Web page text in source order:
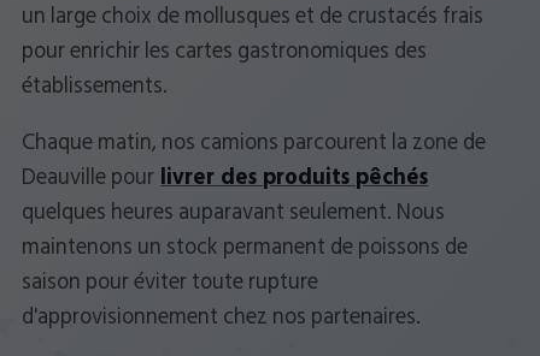
un large choix de mollusques et de crustacés frais
pour enrichir les cartes gastronomiques des
établissements.
Chaque matin, nos camions parcourent la zone de
Deauville pourlivrer des produits pêchés
quelques heures auparavant seulement. Nous
maintenons un stock permanent de poissons de
saison pour éviter toute rupture
d'approvisionnement chez nos partenaires.